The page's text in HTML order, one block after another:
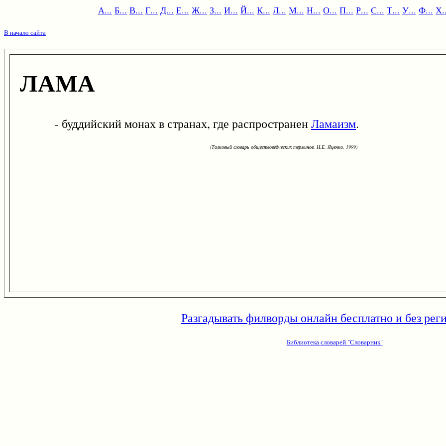
А... Б... В... Г... Д... Е... Ж... З... И... Й... К... Л... М... Н... О... П... Р... С... Т... У... Ф...
В начало сайта
ЛАМА
- буддийский монах в странах, где распространенЛамаизм.
(Толковый словарь обществоведческих терминов. Н.Е. Яценко. 1999)
Разгадывать филворды онлайн бесплатно и без
Библиотека словарей "Словарник"